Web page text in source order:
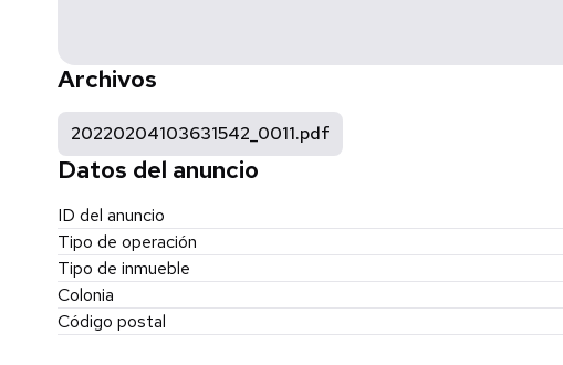
Archivos
20220204103631542_0011.pdf
Datos del anuncio
ID del anuncio
Tipo de operación
Tipo de inmueble
Colonia
Código postal